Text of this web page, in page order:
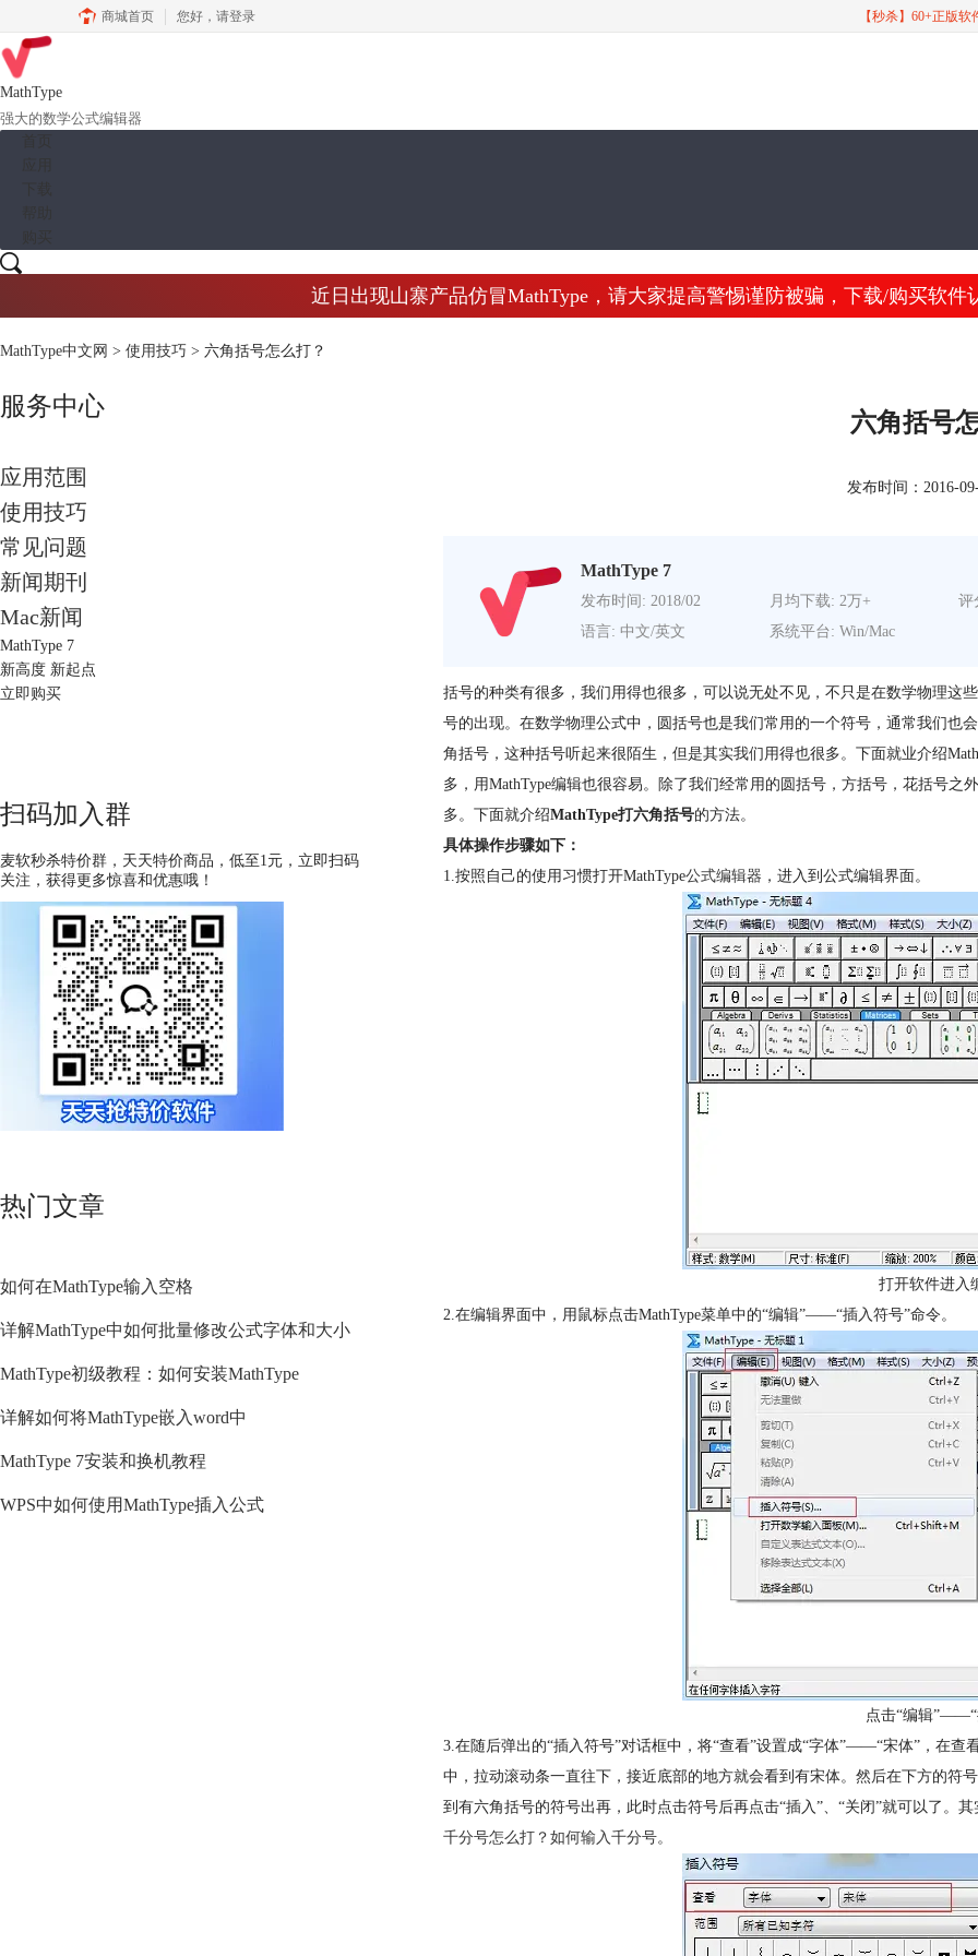
商城首页 您好， 请登录 【秒杀】60+正版
MathType
强大的数学公式编辑器
近日出现山寨产品仿冒MathType，请大家提高警惕谨防被骗，下载/购买软件
MathType中文网 > 使用技巧 > 六角括号怎么打？
服务中心
应用范围
使用技巧
常见问题
新闻期刊
Mac新闻
MathType 7
新高度 新起点
立即购买
扫码加入群
麦软秒杀特价群，天天特价商品，低至1元，立即扫码
关注，获得更多惊喜和优惠哦！
热门文章
如何在MathType输入空格
详解MathType中如何批量修改公式字体和大小
MathType初级教程：如何安装MathType
详解如何将MathType嵌入word中
MathType 7安装和换机教程
WPS中如何使用MathType插入公式
六角括号
发布时间：2016-
MathType 7
发布时间: 2018/02 月均下载: 2万+
评
语言: 中文/英文
系统平台: Win/Mac
括号的种类有很多，我们用得也很多，可以说无处不见，不只是在数学物理这
号的出现。在数学物理公式中，圆括号也是我们常用的一个符号，通常我们也
角括号，这种括号听起来很陌生，但是其实我们用得也很多。下面就业介绍
多，用MathType编辑也很容易。除了我们经常用的圆括号，方括号，花括号
多。下面就介绍MathType打六角括号的方法。
具体操作步骤如下：
1.按照自己的使用习惯打开MathType公式编辑器 ，进入到公式编辑界面。
打开软件进入
2.在编辑界面中，用鼠标点击MathType菜单中的“编辑”——“插入符号”命令。
点击“编辑”——“
3.在随后弹出的“插入符号”对话框中，将“查看”设置成“字体”——“宋体”，在
中，拉动滚动条一直往下，接近底部的地方就会看到有宋体。然后在下方的符
到有六角括号的符号出再，此时点击符号后再点击“插入”、“关闭”就可以了。
千分号怎么打？如何输入千分号。